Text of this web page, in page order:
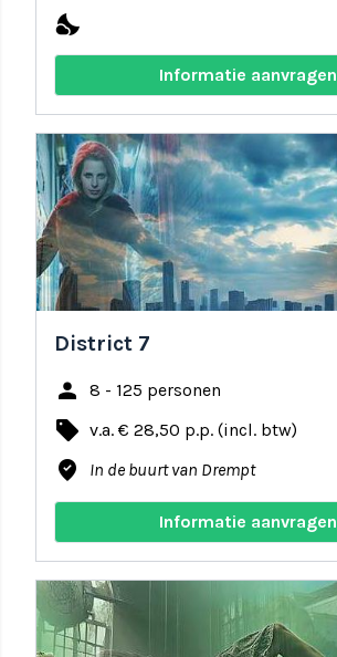
nights_stay
Informatie aanvragen
District 7
person 8 - 125 personen
local_offer v.a. € 28,50 p.p. (incl. btw)
where_to_vote In de buurt van Drempt
Informatie aanvragen